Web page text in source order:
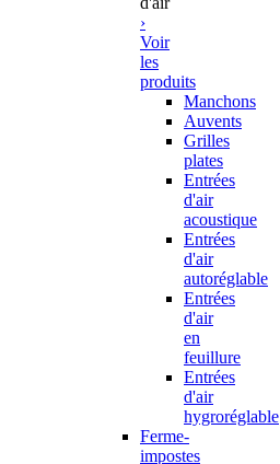
›
Voir
les
produits
Manchons
Auvents
Grilles
plates
Entrées
d'air
acoustique
Entrées
d'air
autoréglable
Entrées
d'air
en
feuillure
Entrées
d'air
hygroréglable
Ferme-
impostes